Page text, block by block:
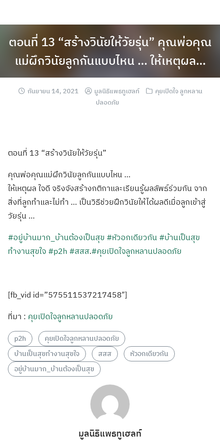
ตอนที่ 13 “สร้างวินัยให้วัยรุ่น” คุณพ่อคุณ
แม่ผึกวินัยลูกกันแบบไหน … ให้เหตุผล…
กันยายน 14, 2021 มูลนิธิแพธทูเฮลท์
คุยเปิดใจ ลูกหลาน
ปลอดภัย
ตอนที่ 13 “สร้างวินัยให้วัยรุ่น”
คุณพ่อคุณแม่ผึกวินัยลูกกันแบบไหน …
ให้เหตุผล ใจดี จริงจังสร้างกติกาและเรียนรู้ผลลัพธ์ร่วมกัน จาก
สิ่งที่ลูกทำและไม่ทำ … เป็นวิธีช่วยฝึกวินัยให้ได้ผลดีเมื่อลูกเข้าสู่
วัยรุ่น …
#อยู่บ้านมาก_บ้านต้องเป็นสุข #หัวอกเดียวกัน #บ้านเป็นสุข
ทำงานสุขใจ #p2h #สสส.#คุยเปิดใจลูกหลานปลอดภัย
[fb_vid id=”575511537217458″]
ที่มา : คุยเปิดใจลูกหลานปลอดภัย
p2h
คุยเปิดใจลูกหลานปลอดภัย
บ้านเป็นสุขทำงานสุขใจ
สสส
หัวอกเดียวกัน
อยู่บ้านมาก_บ้านต้องเป็นสุข
มูลนิธิแพธทูเฮลท์